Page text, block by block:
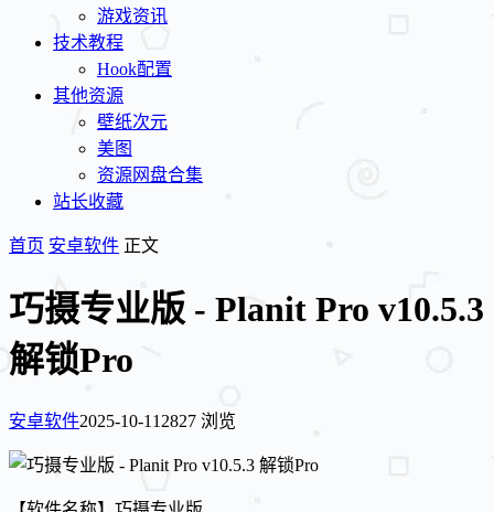
游戏资讯
技术教程
Hook配置
其他资源
壁纸次元
美图
资源网盘合集
站长收藏
首页 安卓软件 正文
巧摄专业版 - Planit Pro v10.5.3
解锁Pro
安卓软件2025-10-11 2827 浏览